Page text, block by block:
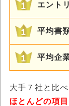
エント
平均書
平均企
大手７社と比べ
ほとんどの項